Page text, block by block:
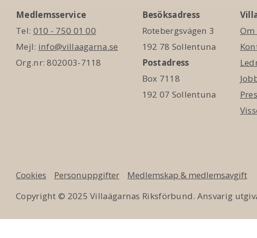
Medlemsservice
Tel: 010 - 750 01 00
Mejl: info@villaagarna.se
Org.nr: 802003-7118
Besöksadress
Rotebergsvägen 3
192 78 Sollentuna
Postadress
Box 7118
192 07 Sollentuna
Om
Cookies Personuppgifter
Medlemskap & medlemsavgift
Copyright © 2025 Villaägarnas Riksförbund. Ansvarig